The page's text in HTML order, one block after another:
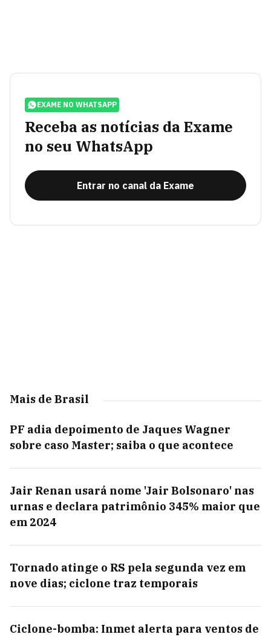
EXAME NO WHATSAPP
Receba as notícias da Exame
no seu WhatsApp
Entrar no canal da Exame
Mais de Brasil
PF adia depoimento de Jaques Wagner
sobre caso Master; saiba o que acontece
Jair Renan usará nome 'Jair Bolsonaro' nas
urnas e declara patrimônio 345% maior que
em 2024
Tornado atinge o RS pela segunda vez em
nove dias; ciclone traz temporais
Ciclone-bomba: Inmet alerta para ventos de